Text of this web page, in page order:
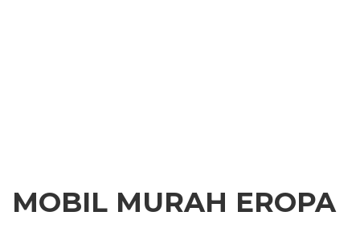
MOBIL MURAH EROPA